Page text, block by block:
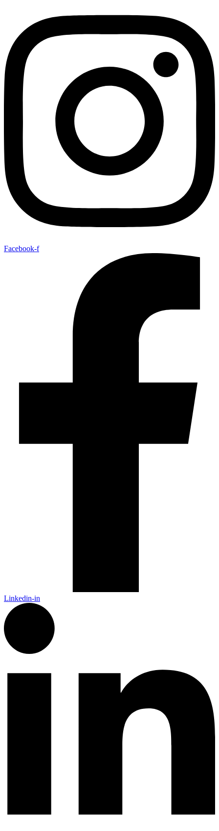
Facebook-f
Linkedin-in